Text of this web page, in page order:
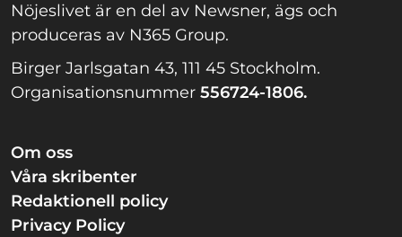
Nöjeslivet är en del av Newsner, ägs och
produceras av N365 Group.
Birger Jarlsgatan 43, 111 45 Stockholm.
Organisationsnummer 556724-1806.
Om oss
Våra skribenter
Redaktionell policy
Privacy Policy